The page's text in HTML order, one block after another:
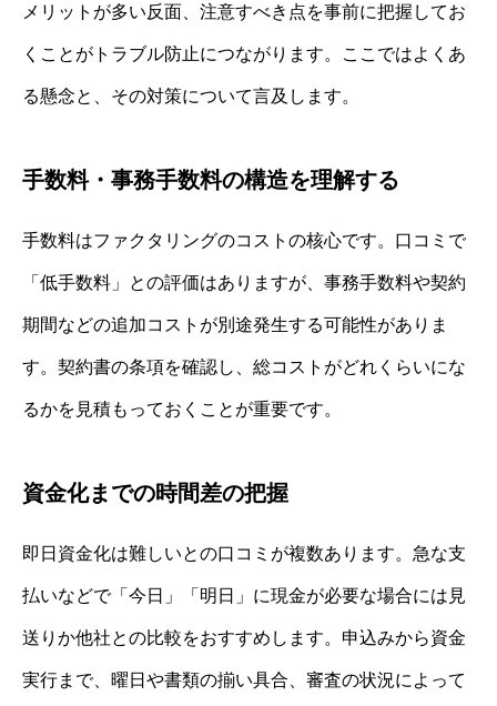
メリットが多い反面、注意すべき点を事前に把握してお
くことがトラブル防止につながります。ここではよくあ
る懸念と、その対策について言及します。
手数料・事務手数料の構造を理解する
手数料はファクタリングのコストの核心です。口コミで
「低手数料」との評価はありますが、事務手数料や契約
期間などの追加コストが別途発生する可能性がありま
す。契約書の条項を確認し、総コストがどれくらいにな
るかを見積もっておくことが重要です。
資金化までの時間差の把握
即日資金化は難しいとの口コミが複数あります。急な支
払いなどで「今日」「明日」に現金が必要な場合には見
送りか他社との比較をおすすめします。申込みから資金
実行まで、曜日や書類の揃い具合、審査の状況によって